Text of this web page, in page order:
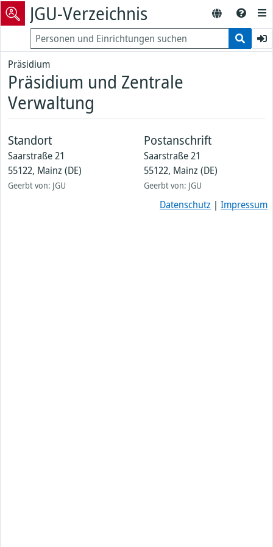
JGU-Verzeichnis
Präsidium
Präsidium und Zentrale
Verwaltung
Standort
Saarstraße 21
55122, Mainz (DE)
Geerbt von: JGU
Postanschrift
Saarstraße 21
55122, Mainz (DE)
Geerbt von: JGU
Datenschutz | Impressum